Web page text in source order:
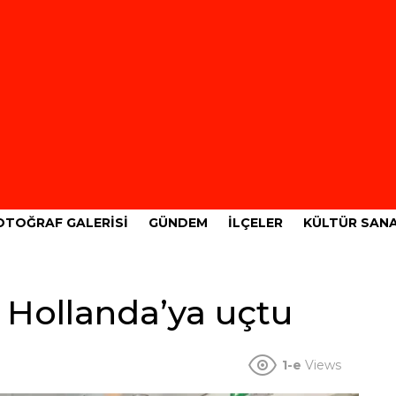
GALERISI GÜNDEM İLÇELER KÜLTÜR
Hollanda’ya uçtu
1-e Views